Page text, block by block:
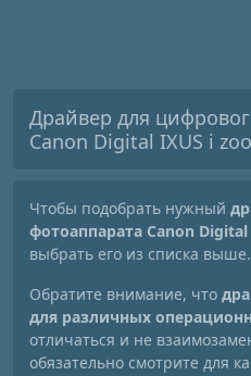
Драйвер для
Canon Digital IXUS i
Чтобы подобрать нужный
фотоаппарата Canon Digital
выбрать его из списка выше.
Обратите внимание, что
для различных
отличаться и не
обязательно смотрите для